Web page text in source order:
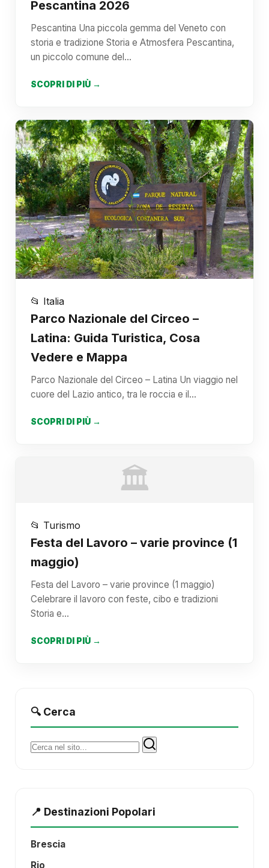
Pescantina 2026
Pescantina Una piccola gemma del Veneto con
storia e tradizione Storia e Atmosfera Pescantina,
un piccolo comune del…
SCOPRI DI PIÙ →
📂 Italia
Parco Nazionale del Circeo –
Latina: Guida Turistica, Cosa
Vedere e Mappa
Parco Nazionale del Circeo – Latina Un viaggio nel
cuore del Lazio antico, tra le roccia e il…
SCOPRI DI PIÙ →
🏛️
📂 Turismo
Festa del Lavoro – varie province (1
maggio)
Festa del Lavoro – varie province (1 maggio)
Celebrare il lavoro con feste, cibo e tradizioni
Storia e…
SCOPRI DI PIÙ →
🔍 Cerca
Cerca:
📍 Destinazioni Popolari
Brescia
Rio